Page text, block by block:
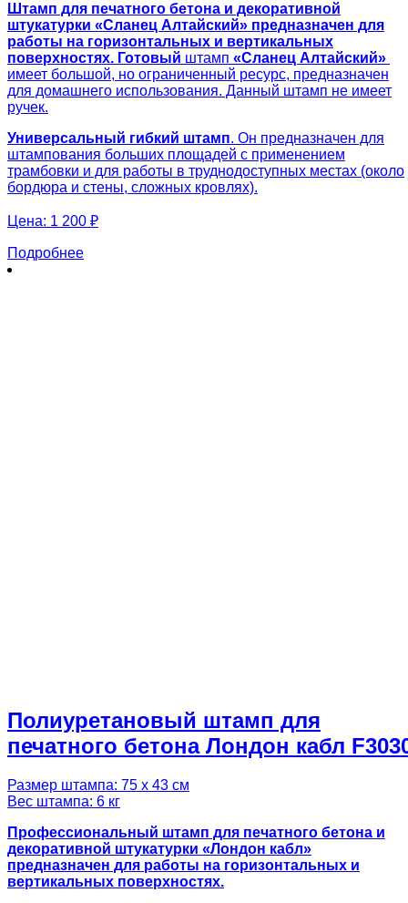
Штамп для печатного бетона и декоративной
штукатурки «Сланец Алтайский» предназначен для
работы на горизонтальных и вертикальных
поверхностях. Готовый штамп «Сланец Алтайский»
имеет большой, но ограниченный ресурс, предназначен
для домашнего использования. Данный штамп не имеет
ручек.
Универсальный гибкий штамп. Он предназначен для
штампования больших площадей с применением
трамбовки и для работы в труднодоступных местах (около
бордюра и стены, сложных кровлях).
Цена: 1 200 ₽
Подробнее
Полиуретановый штамп для
печатного бетона Лондон кабл
Размер штампа: 75 х 43 см
Вес штампа: 6 кг
Профессиональный штамп для печатного бетона и
декоративной штукатурки «Лондон кабл»
предназначен для работы на горизонтальных и
вертикальных поверхностях.